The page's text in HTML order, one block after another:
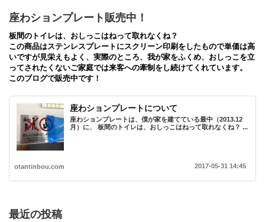
座わションプレート販売中！
板間のトイレは、おしっこはねって取れなくね？
この商品はステンレスプレートにスクリーン印刷をしたもので単価は高
いですが見栄えもよく、実際のところ、我が家をふくめ、おしっこを立
ってされたくないご家庭では来客への牽制をし続けてくれています。
このブログで販売中です！
座わションプレートについて
座わションプレートは、僕が家を建てている最中（2013.12
月）に、 板間のトイレは、おしっこはねって取れなくね？ ...
otantinbou.com 2017-05-31 14:45
最近の投稿